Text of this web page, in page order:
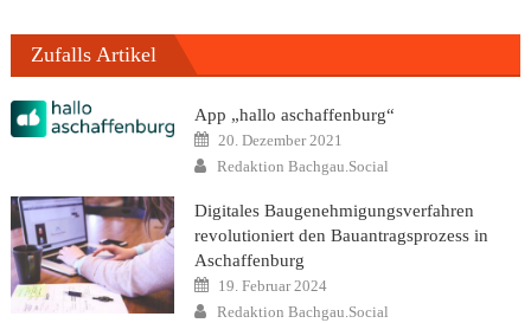
Zufalls Artikel
App „hallo aschaffenburg“
Posted
on
20. Dezember 2021
Author
Redaktion Bachgau.Social
Digitales Baugenehmigungsverfahren
revolutioniert den Bauantragsprozess in
Aschaffenburg
Posted
on
19. Februar 2024
Author
Redaktion Bachgau.Social